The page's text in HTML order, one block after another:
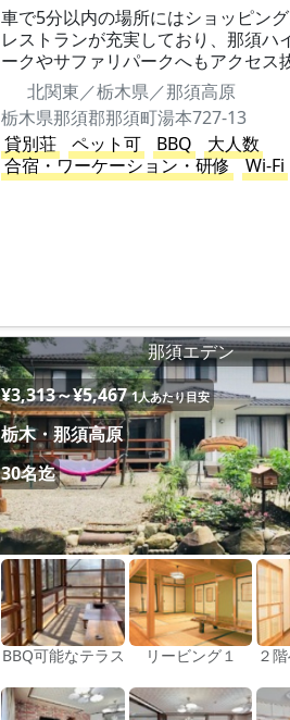
車で5分以内の場所にはショッピン
レストランが充実しており、那須ハ
ークやサファリパークへもアクセス
北関東／栃木県／那須高原
栃木県那須郡那須町湯本727-13
貸別荘
ペット可 BBQ
大人数
合宿・ワーケーション・研修
Wi-Fi
那須エデン
¥3,313～¥5,467 1人あたり目安
栃木・那須高原
30名迄
BBQ可能なテラス リービング１
２